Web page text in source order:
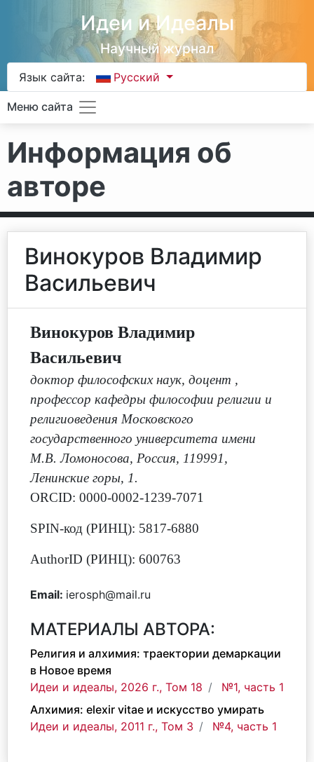
Идеи и Идеалы
Научный журнал
Язык сайта: Русский
Меню сайта
Информация об
авторе
Винокуров Владимир
Ваcильевич
Винокуров Владимир
Ваcильевич
доктор философских наук, доцент ,
профессор кафедры философии религии и
религиоведения Московского
государственного университета имени
М.В. Ломоносова, Россия, 119991,
Ленинские горы, 1.
ORCID: 0000-0002-1239-7071
SPIN-код (РИНЦ): 5817-6880
AuthorID (РИНЦ): 600763
Email: ierosph@mail.ru
МАТЕРИАЛЫ АВТОРА:
Религия и алхимия: траектории демаркации
в Новое время
Идеи и идеалы, 2026 г., Том 18
№1, часть 1
Алхимия: elexir vitae и искусство умирать
Идеи и идеалы, 2011 г., Том 3
№4, часть 1